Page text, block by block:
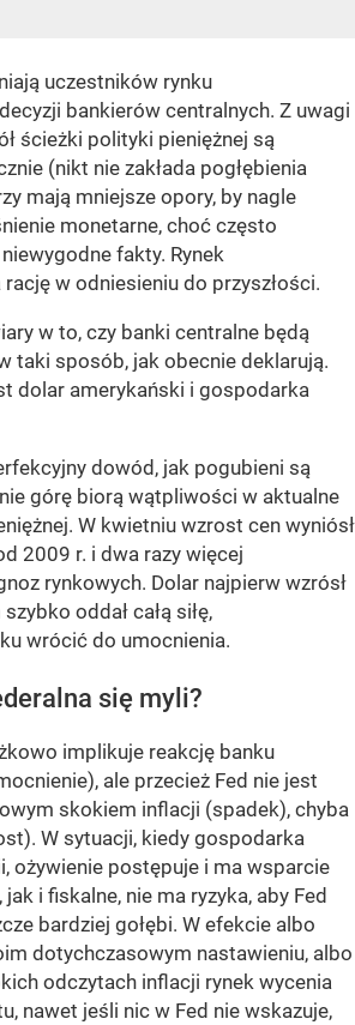
uczestników rynku
bankierów centralnych. Z uwagi
ścieżki polityki pieniężnej są
(nikt nie zakłada pogłębienia
mają mniejsze opory, by nagle
monetarne, choć często
fakty. Rynek
w odniesieniu do przyszłości.
w to, czy banki centralne będą
taki sposób, jak obecnie deklarują.
dolar amerykański i gospodarka
dowód, jak pogubieni są
górę biorą wątpliwości w aktualne
W kwietniu wzrost cen wyniósł
2009 r. i dwa razy więcej
rynkowych. Dolar najpierw wzrósł
oddał całą siłę,
wrócić do umocnienia.
się myli?
implikuje reakcję banku
ale przecież Fed nie jest
skokiem inflacji (spadek), chyba
W sytuacji, kiedy gospodarka
ożywienie postępuje i ma wsparcie
i fiskalne, nie ma ryzyka, aby Fed
bardziej gołębi. W efekcie albo
dotychczasowym nastawieniu, albo
odczytach inflacji rynek wycenia
nawet jeśli nic w Fed nie wskazuje,